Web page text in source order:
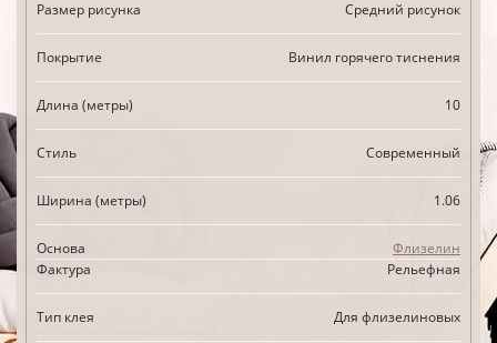
Размер рисунка Средний рисунок
Покрытие Винил горячего тиснения
Длина (метры) 10
Стиль Современный
Ширина (метры) 1.06
Основа
Флизелин
Фактура
Рельефная
Тип клея Для флизелиновых